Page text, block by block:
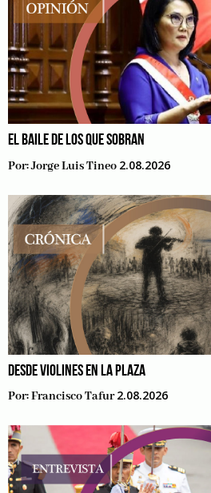
EL BAILE DE LOS QUE SOBRAN
Por:Jorge Luis Tineo 2.08.2026
DESDE VIOLINES EN LA PLAZA
Por:Francisco Tafur 2.08.2026